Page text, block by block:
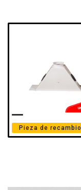
Pieza de recambio